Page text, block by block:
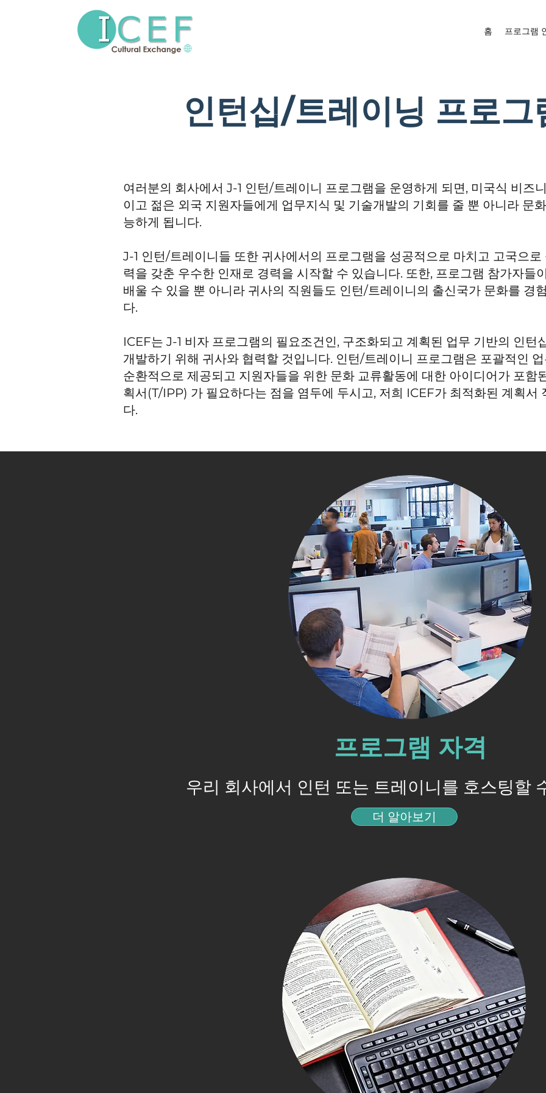
홈 프로그램
인턴십/트레이닝 프로그
여러분의 회사에서 J-1 인턴/트레이니 프로그램을 운영하게 되면, 미국식 비즈
이고 젊은 외국 지원자들에게 업무지식 및 기술개발의 기회를 줄 뿐 아니라 문
능하게 됩니다.
J-1 인턴/트레이니들 또한 귀사에서의 프로그램을 성공적으로 마치고 고국으
력을 갖춘 우수한 인재로 경력을 시작할 수 있습니다. 또한, 프로그램 참가자들
배울 수 있을 뿐 아니라 귀사의 직원들도 인턴/트레이니의 출신국가 문화를 경
다.
ICEF는 J-1 비자 프로그램의 필요조건인, 구조화되고 계획된 업무 기반의 인턴
개발하기 위해 귀사와 협력할 것입니다. 인턴/트레이니 프로그램은 포괄적인
순환적으로 제공되고 지원자들을 위한 문화 교류활동에 대한 아이디어가 포함
획서(T/IPP) 가 필요하다는 점을 염두에 두시고, 저희 ICEF가 최적화된 계획서
다.
프로그램 자격
우리 회사에서 인턴 또는 트레이니를 호스팅할
더 알아보기